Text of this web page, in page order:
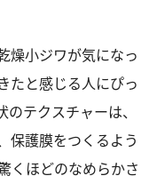
燥小ジワが気になっ
たと感じる人にぴっ
テクスチャーは、
保護膜をつくるよう
くほどのなめらかさ